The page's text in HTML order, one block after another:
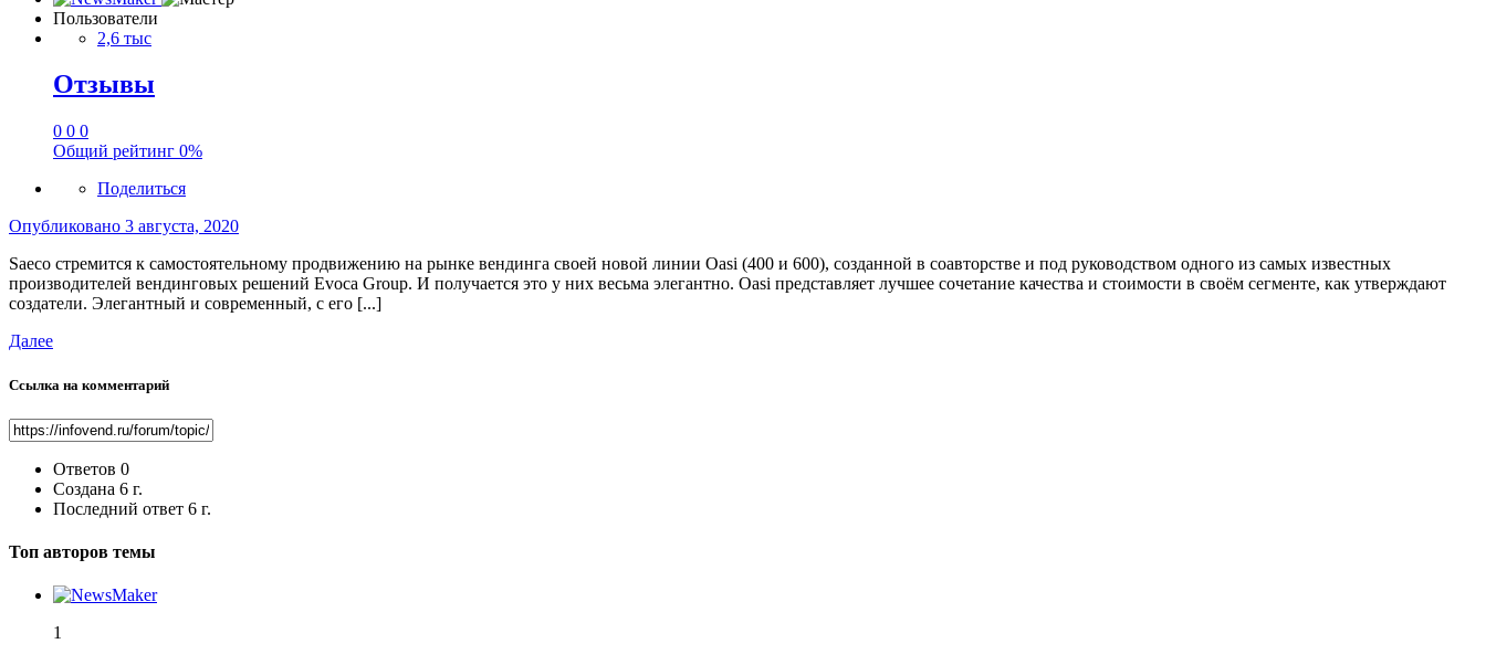
Пользователи
2,6 тыс
Отзывы
0 0 0
Общий рейтинг 0%
Поделиться
Опубликовано 3 августа, 2020
Saeco стремится к самостоятельному продвижению на рынке вендинга своей новой линии Oasi (400 и 600), созданной в соавторстве и под руководством одного из самых известных
производителей вендинговых решений Evoca Group. И получается это у них весьма элегантно. Oasi представляет лучшее сочетание качества и стоимости в своём сегменте, как утверждают
создатели. Элегантный и современный, с его [...]
Далее
Ссылка на комментарий
Ответов 0
Создана 6 г.
Последний ответ 6 г.
Топ авторов темы
1